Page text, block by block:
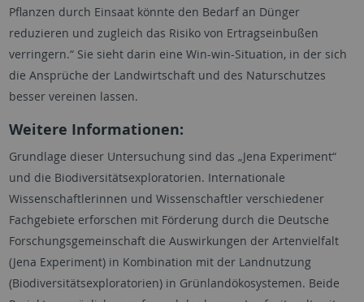
Pflanzen durch Einsaat könnte den Bedarf an Dünger
reduzieren und zugleich das Risiko von Ertragseinbußen
verringern.“ Sie sieht darin eine Win-win-Situation, in der sich
die Ansprüche der Landwirtschaft und des Naturschutzes
besser vereinen lassen.
Weitere Informationen:
Grundlage dieser Untersuchung sind das „Jena Experiment“
und die Biodiversitätsexploratorien. Internationale
Wissenschaftlerinnen und Wissenschaftler verschiedener
Fachgebiete erforschen mit Förderung durch die Deutsche
Forschungsgemeinschaft die Auswirkungen der Artenvielfalt
(Jena Experiment) in Kombination mit der Landnutzung
(Biodiversitätsexploratorien) in Grünlandökosystemen. Beide